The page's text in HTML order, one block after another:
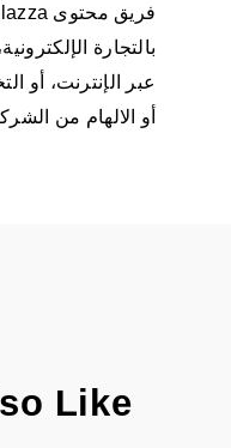
بالتجارة
عبر الإنترنت، أو
أو الالهام من
Like